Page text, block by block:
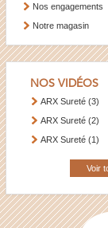
Nos engagements
Notre magasin
NOS VIDÉOS
ARX Sureté (3)
ARX Sureté (2)
ARX Sureté (1)
Voir